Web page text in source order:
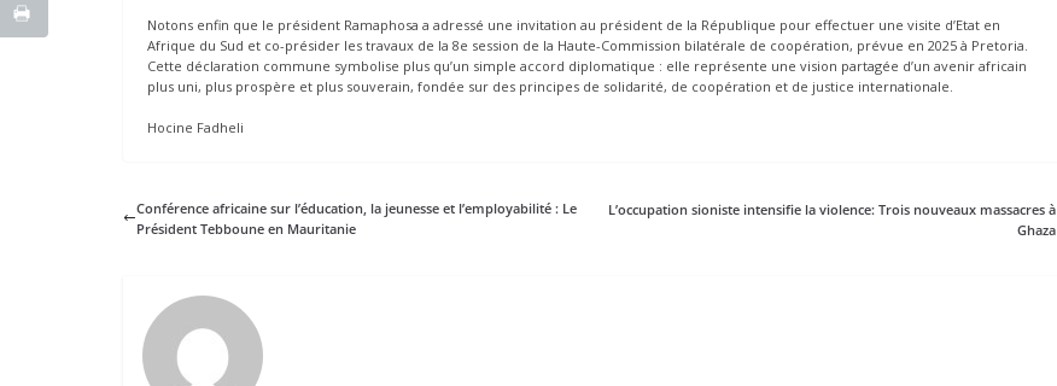
Notons enfin que le président Ramaphosa a adressé une invitation au président de la République pour effectuer une visite d’Etat en
Afrique du Sud et co-présider les travaux de la 8e session de la Haute-Commission bilatérale de coopération, prévue en 2025 à Pretoria.
Cette déclaration commune symbolise plus qu’un simple accord diplomatique : elle représente une vision partagée d’un avenir africain
plus uni, plus prospère et plus souverain, fondée sur des principes de solidarité, de coopération et de justice internationale.
Hocine Fadheli
Conférence africaine sur l’éducation, la jeunesse et l’employabilité : Le
Président Tebboune en Mauritanie
L’occupation sioniste intensifie la violence: Trois nouveaux massacres à
Ghaza